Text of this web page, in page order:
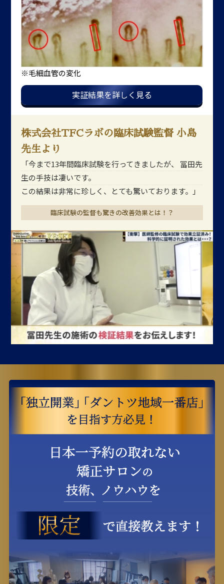
※毛細血管の変化
実証結果を詳しく見る
株式会社TFCラボの臨床試験監督 小島
先生より
「今まで13年間臨床試験を行ってきましたが、
冨田先
生の手技は凄いです。
この結果は非常に珍しく、とても驚いております。」
臨床試験の監督も驚きの改善効果とは！？